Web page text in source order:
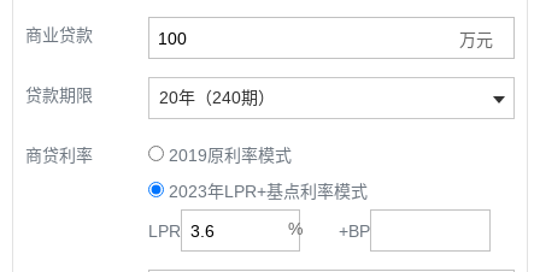
商业贷款
贷款期限 20年（240期）
商贷利率
2019原利率模式
2023年LPR+基点利率模式
LPR +BP